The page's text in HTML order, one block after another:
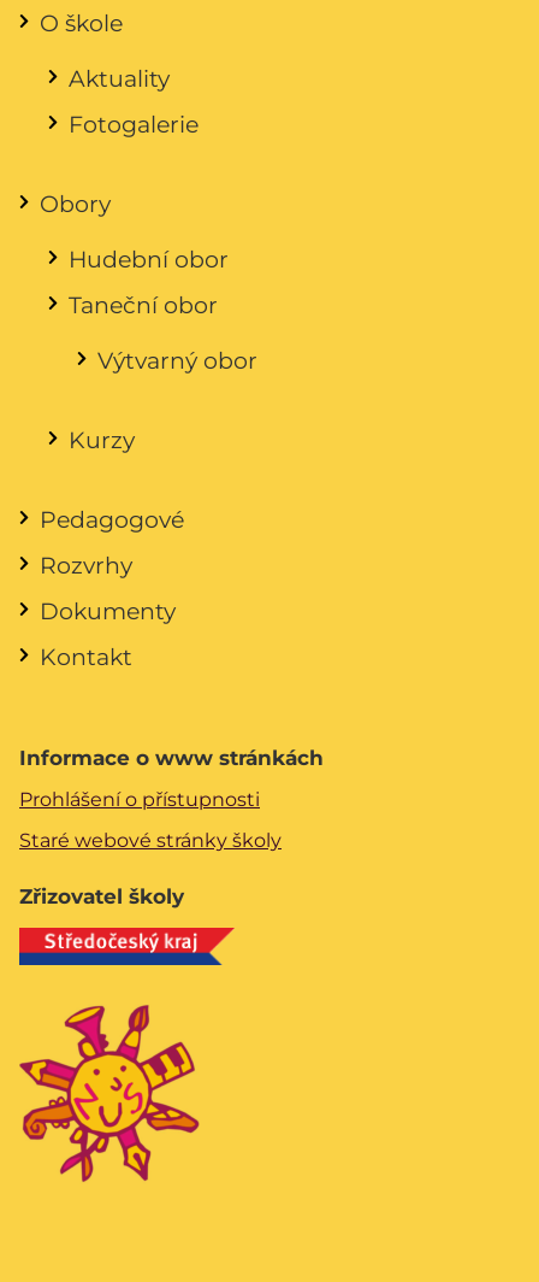
O škole
Aktuality
Fotogalerie
Obory
Hudební obor
Taneční obor
Výtvarný obor
Kurzy
Pedagogové
Rozvrhy
Dokumenty
Kontakt
Informace o www stránkách
Prohlášení o přístupnosti
Staré webové stránky školy
Zřizovatel školy